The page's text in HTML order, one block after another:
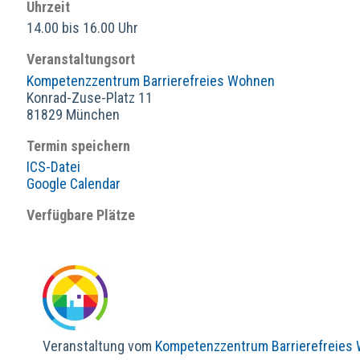
Uhrzeit
14.00 bis 16.00 Uhr
Veranstaltungsort
Kompetenzzentrum Barrierefreies Wohnen
Konrad-Zuse-Platz 11
81829 München
Termin speichern
ICS-Datei
Google Calendar
Verfügbare Plätze
Veranstaltung vom Kompetenzzentrum Barrierefreies